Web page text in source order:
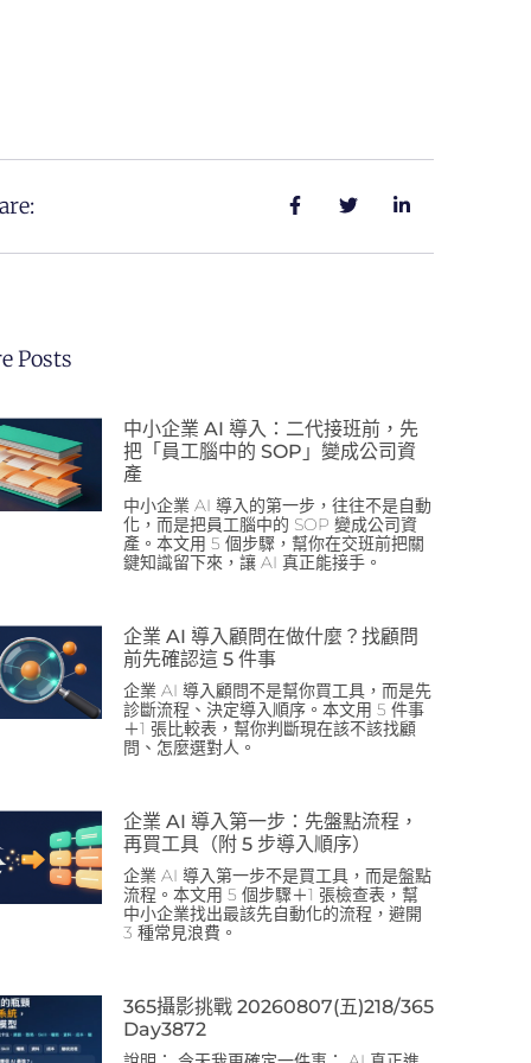
Posts
中小企業 AI 導入：二代接班前，先
把「員工腦中的 SOP」變成公司資
產
中小企業 AI 導入的第一步，往往不是自動
化，而是把員工腦中的 SOP 變成公司資
產。本文用 5 個步驟，幫你在交班前把關
鍵知識留下來，讓 AI 真正能接手。
企業 AI 導入顧問在做什麼？找顧問
前先確認這 5 件事
企業 AI 導入顧問不是幫你買工具，而是先
診斷流程、決定導入順序。本文用 5 件事
＋1 張比較表，幫你判斷現在該不該找顧
問、怎麼選對人。
企業 AI 導入第一步：先盤點流程，
再買工具（附 5 步導入順序）
企業 AI 導入第一步不是買工具，而是盤點
流程。本文用 5 個步驟＋1 張檢查表，幫
中小企業找出最該先自動化的流程，避開
3 種常見浪費。
365攝影挑戰 20260807(五)218/365
Day3872